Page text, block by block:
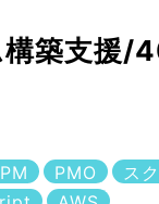
構築支援/
PM PMO
ス